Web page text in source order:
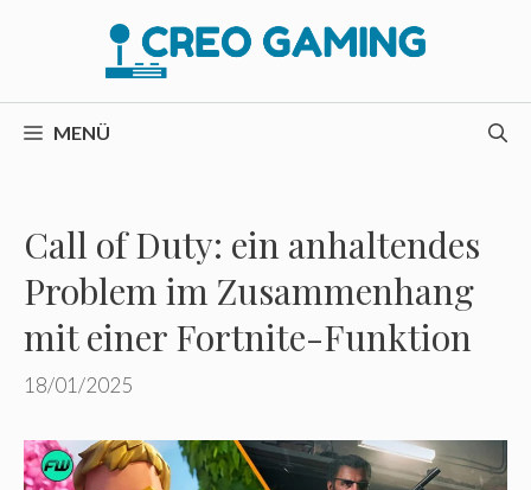
MENÜ
Call of Duty: ein anhaltendes
Problem im Zusammenhang
mit einer Fortnite-Funktion
18/01/2025